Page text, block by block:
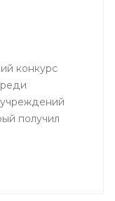
конкурс
получил